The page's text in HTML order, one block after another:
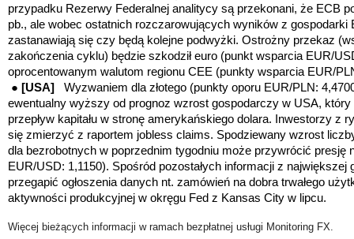
przypadku Rezerwy Federalnej analitycy są przekonani, że ECB
pb., ale wobec ostatnich rozczarowujących wyników z gospodarki
zastanawiają się czy będą kolejne podwyżki. Ostrożny przekaz
zakończenia cyklu) będzie szkodził euro (punkt wsparcia EUR/
oprocentowanym walutom regionu CEE (punkty wsparcia EUR/
● [USA]
Wyzwaniem dla złotego (punkty oporu EUR/PLN:
ewentualny wyższy od prognoz wzrost gospodarczy w USA, który
przepływ kapitału w stronę amerykańskiego dolara. Inwestorzy z
się zmierzyć z raportem jobless claims. Spodziewany wzrost
dla bezrobotnych w poprzednim tygodniu może przywrócić presję
EUR/USD: 1,1150). Spośród pozostałych informacji z największej
przegapić ogłoszenia danych nt. zamówień na dobra trwałego
aktywności produkcyjnej w okręgu Fed z Kansas City w lipcu.
Więcej bieżących informacji w ramach bezpłatnej usługi Monitoring FX.